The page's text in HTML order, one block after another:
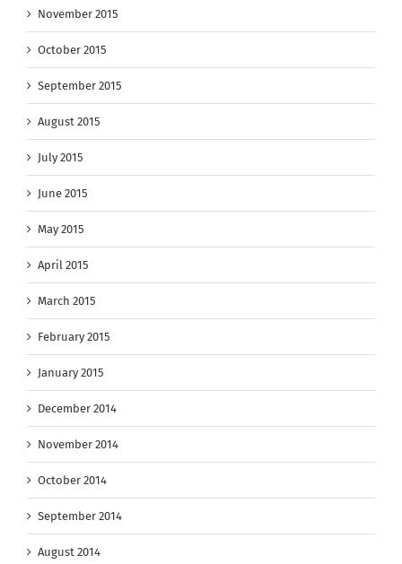
November 2015
October 2015
September 2015
August 2015
July 2015
June 2015
May 2015
April 2015
March 2015
February 2015
January 2015
December 2014
November 2014
October 2014
September 2014
August 2014